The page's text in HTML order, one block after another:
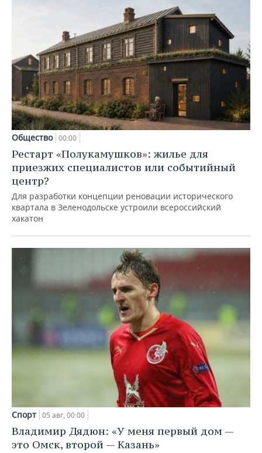
Общество 00:00
Рестарт «Полукамушков»: жилье для
приезжих специалистов или событийный
центр?
Для разработки концепции реновации исторического
квартала в Зеленодольске устроили всероссийский
хакатон
Спорт 05 авг, 00:00
Владимир Дядюн: «У меня первый дом —
это Омск, второй — Казань»